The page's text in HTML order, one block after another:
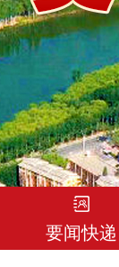
要闻快递